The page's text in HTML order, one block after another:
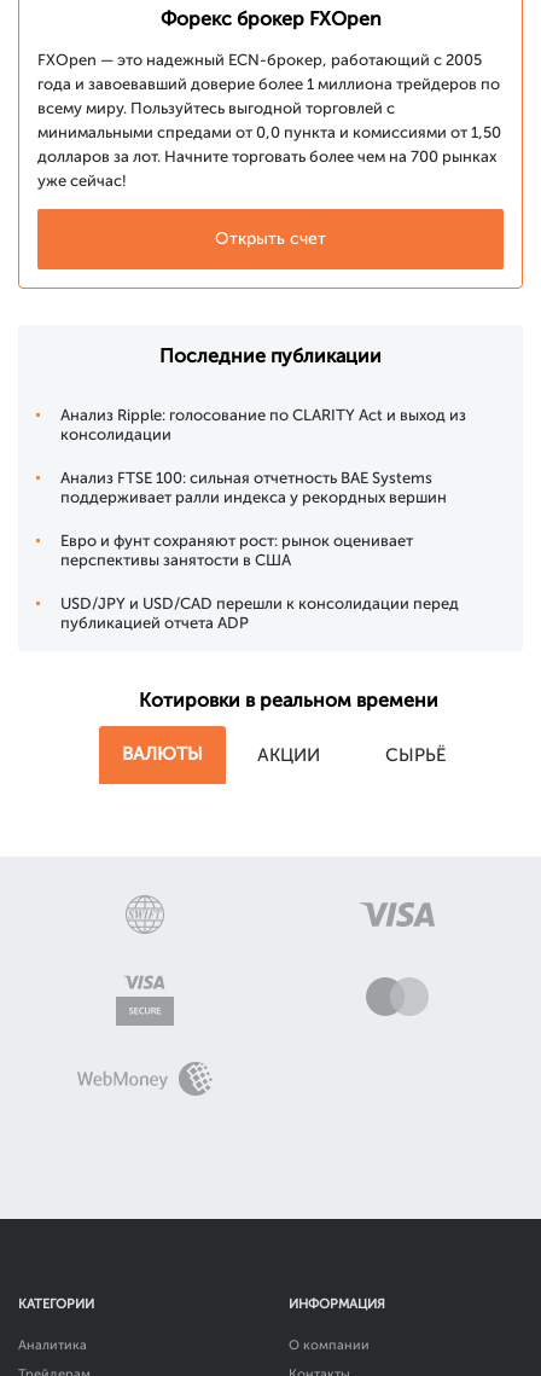
Форекс брокер FXOpen
FXOpen — это надежный ECN-брокер, работающий с 2005
года и завоевавший доверие более 1 миллиона трейдеров по
всему миру. Пользуйтесь выгодной торговлей с
минимальными спредами от 0,0 пункта и комиссиями от 1,50
долларов за лот. Начните торговать более чем на 700 рынках
уже сейчас!
Открыть счет
Последние публикации
Анализ Ripple: голосование по CLARITY Act и выход из
консолидации
Анализ FTSE 100: сильная отчетность BAE Systems
поддерживает ралли индекса у рекордных вершин
Евро и фунт сохраняют рост: рынок оценивает
перспективы занятости в США
USD/JPY и USD/CAD перешли к консолидации перед
публикацией отчета ADP
Котировки в реальном времени
ВАЛЮТЫ АКЦИИ СЫРЬЁ
КАТЕГОРИИ
Аналитика
ИНФОРМАЦИЯ
О компании